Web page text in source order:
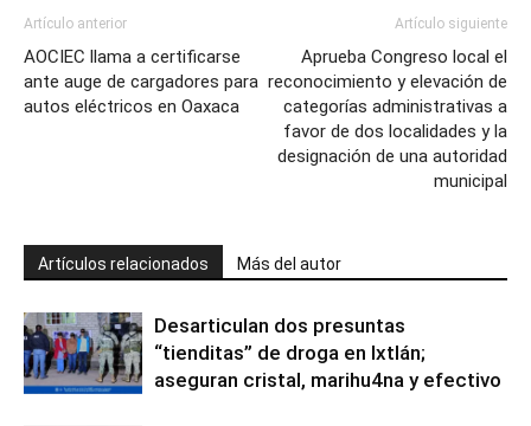
Artículo anterior
AOCIEC llama a certificarse
ante auge de cargadores para
autos eléctricos en Oaxaca
Artículo siguiente
Aprueba Congreso local el
reconocimiento y elevación de
categorías administrativas a
favor de dos localidades y la
designación de una autoridad
municipal
Artículos relacionados Más del autor
Desarticulan dos presuntas
“tienditas” de droga en Ixtlán;
aseguran cristal, marihu4na y efectivo